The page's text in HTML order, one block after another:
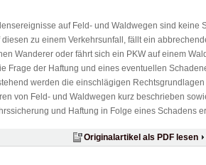
auf Feld- und Waldwegen sind keine
diesen zu einem Verkehrsunfall, fällt ein
Wanderer oder fährt sich ein PKW auf einem
Frage der Haftung und eines eventuellen
werden die einschlägigen Rechtsgrundlagen
von Feld- und Waldwegen kurz beschrieben
und Haftung in Folge eines Schadens
Originalartikel als PDF lesen